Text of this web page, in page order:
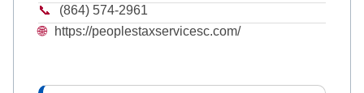
📞
(864) 574-2961
🌐
https://peoplestaxservicesc.com/